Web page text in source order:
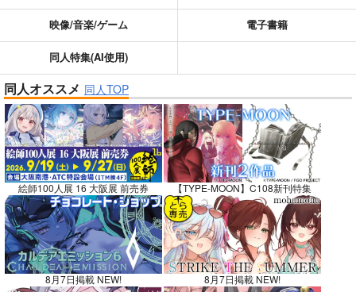
重要 ポイント付与・管理体制改定のお知らせ（2024.11.20 掲載）
全てのお知らせを見る
映像/音楽/ゲーム 電子書籍
同人特集(AI使用)
同人オススメ 同人TOP
絵師100人展 16 大阪展 前売券 【TYPE-MOON】C108新刊特集
8月7日掲載 NEW! 8月7日掲載 NEW!